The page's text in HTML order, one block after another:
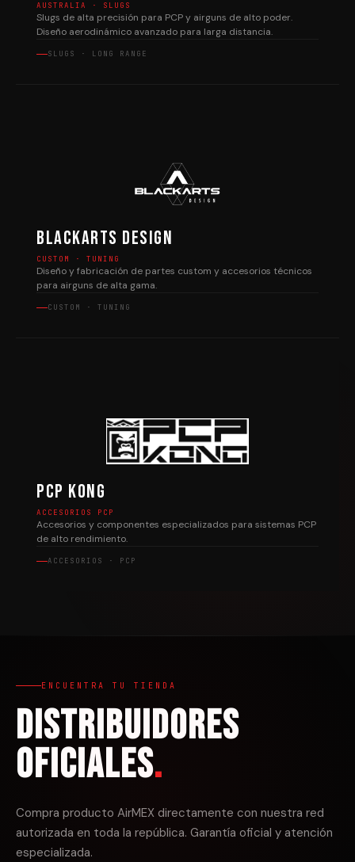
AUSTRALIA · SLUGS
Slugs de alta precisión para PCP y airguns de alto poder.
Diseño aerodinámico avanzado para larga distancia.
SLUGS · LONG RANGE
Blackarts Design
CUSTOM · TUNING
Diseño y fabricación de partes custom y accesorios técnicos
para airguns de alta gama.
CUSTOM · TUNING
PCP Kong
ACCESORIOS PCP
Accesorios y componentes especializados para sistemas PCP
de alto rendimiento.
ACCESORIOS · PCP
ENCUENTRA TU TIENDA
Distribuidores
Oficiales.
Compra producto AirMEX directamente con nuestra red
autorizada en toda la república. Garantía oficial y atención
especializada.